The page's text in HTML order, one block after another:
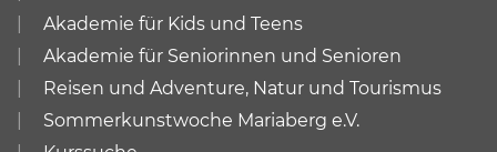
Akademie für Kids und Teens
Akademie für Seniorinnen und Senioren
Reisen und Adventure, Natur und Tourismus
Sommerkunstwoche Mariaberg e.V.